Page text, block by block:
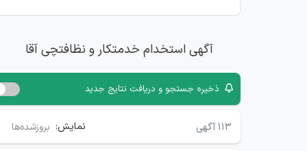
آگهی استخدام خدمتکار و نظافتچی آقا
ذخیره جستجو و دریافت نتایج جدید
۱۱۳ آگهی نمایش: بروزشده‌ها